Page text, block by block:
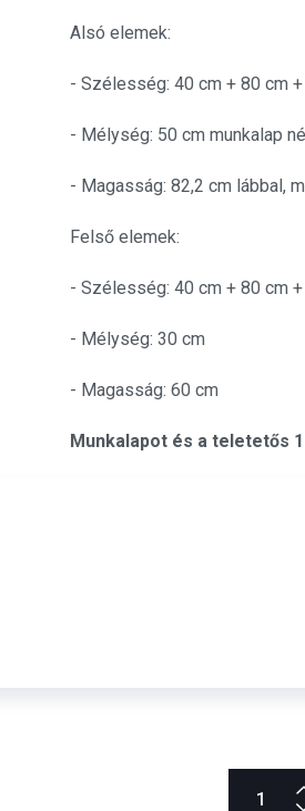
Alsó elemek:
- Szélesség: 40 cm + 80 cm
- Mélység: 50 cm munkalap
- Magasság: 82,2 cm lábbal,
Felső elemek:
- Szélesség: 40 cm + 80 cm
- Mélység: 30 cm
- Magasság: 60 cm
Munkalapot és a teletetős